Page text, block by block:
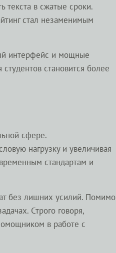
текста в сжатые сроки.
стал незаменимым
интерфейс и мощные
становится более
сфере.
нагрузку и увеличивая
стандартам и
без лишних усилий. Помимо
Строго говоря,
в работе с